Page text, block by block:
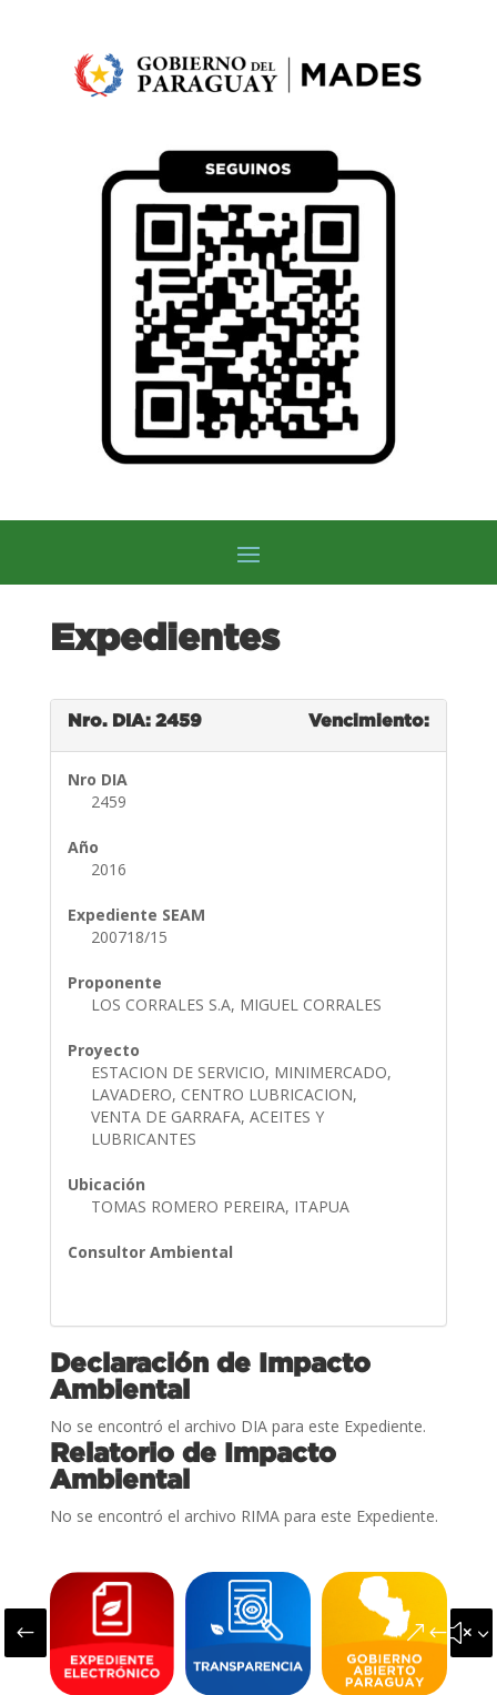
Expedientes
Nro. DIA: 2459 Vencimiento:
Nro DIA
2459
Año
2016
Expediente SEAM
200718/15
Proponente
LOS CORRALES S.A, MIGUEL CORRALES
Proyecto
ESTACION DE SERVICIO, MINIMERCADO,
LAVADERO, CENTRO LUBRICACION,
VENTA DE GARRAFA, ACEITES Y
LUBRICANTES
Ubicación
TOMAS ROMERO PEREIRA, ITAPUA
Consultor Ambiental
Declaración de Impacto
Ambiental
No se encontró el archivo DIA para este Expediente.
Relatorio de Impacto
Ambiental
No se encontró el archivo RIMA para este Expediente.
#